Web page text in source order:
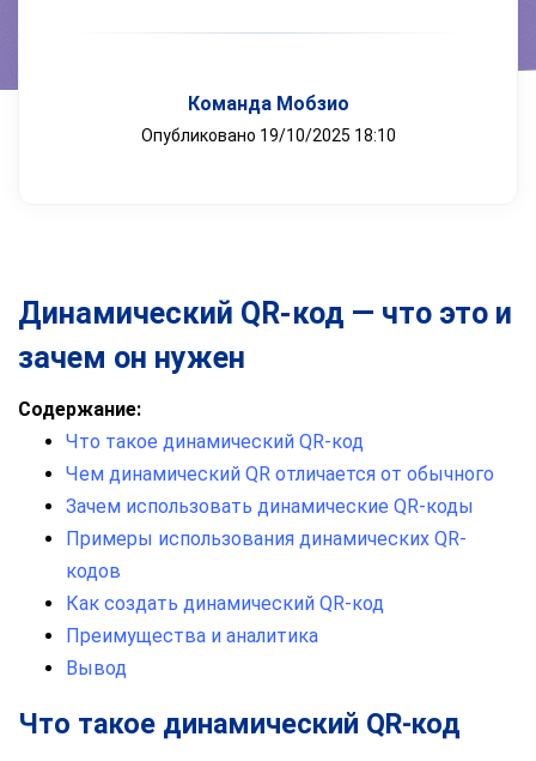
Команда Мобзио
Опубликовано 19/10/2025 18:10
Динамический QR-код — что это и
зачем он нужен
Содержание:
Что такое динамический QR-код
Чем динамический QR отличается от обычного
Зачем использовать динамические QR-коды
Примеры использования динамических QR-
кодов
Как создать динамический QR-код
Преимущества и аналитика
Вывод
Что такое динамический QR-код